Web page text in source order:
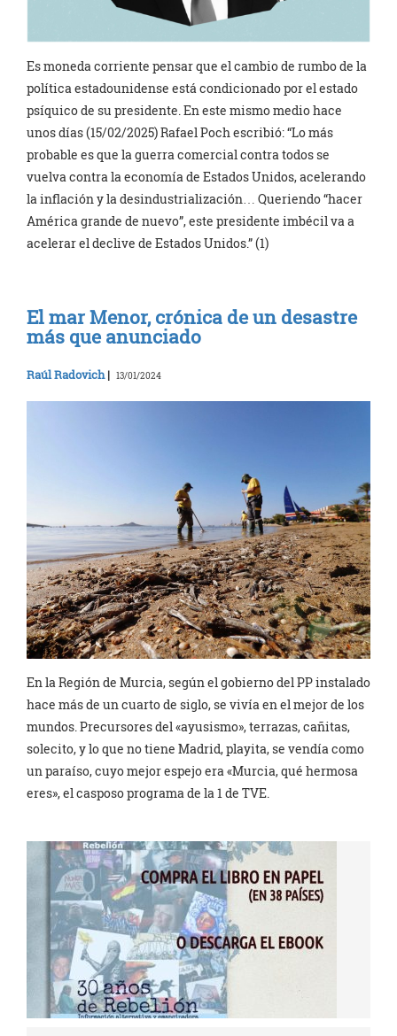
Es moneda corriente pensar que el cambio de rumbo de la
política estadounidense está condicionado por el estado
psíquico de su presidente. En este mismo medio hace
unos días (15/02/2025) Rafael Poch escribió: “Lo más
probable es que la guerra comercial contra todos se
vuelva contra la economía de Estados Unidos, acelerando
la inflación y la desindustrialización… Queriendo “hacer
América grande de nuevo”, este presidente imbécil va a
acelerar el declive de Estados Unidos.” (1)
El mar Menor, crónica de un desastre
más que anunciado
Raúl Radovich| 13/01/2024
En la Región de Murcia, según el gobierno del PP instalado
hace más de un cuarto de siglo, se vivía en el mejor de los
mundos. Precursores del «ayusismo», terrazas, cañitas,
solecito, y lo que no tiene Madrid, playita, se vendía como
un paraíso, cuyo mejor espejo era «Murcia, qué hermosa
eres», el casposo programa de la 1 de TVE.